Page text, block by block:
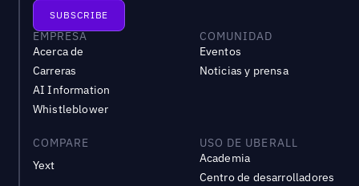
EMPRESA
Acerca de
Carreras
AI Information
Whistleblower
COMUNIDAD
Eventos
Noticias y prensa
COMPARE
Yext
USO DE UBERALL
Academia
Centro de desarrolladores